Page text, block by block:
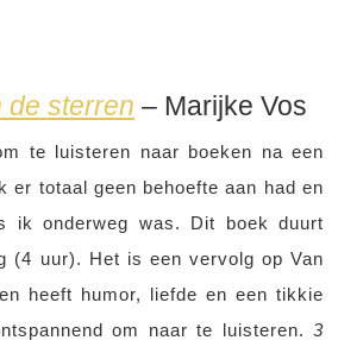
de sterren – Marijke Vos
te luisteren naar boeken na een
er totaal geen behoefte aan had en
ik onderweg was. Dit boek duurt
(4 uur). Het is een vervolg op Van
heeft humor, liefde en een tikkie
om naar te luisteren. 3